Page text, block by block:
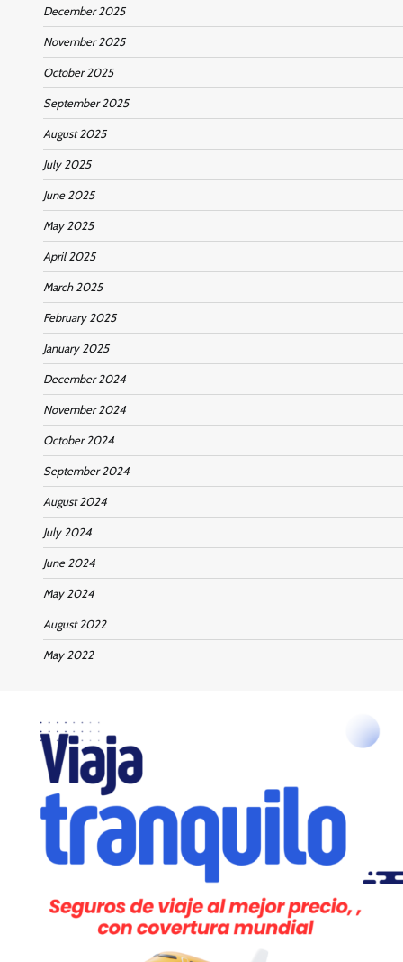
December 2025
November 2025
October 2025
September 2025
August 2025
July 2025
June 2025
May 2025
April 2025
March 2025
February 2025
January 2025
December 2024
November 2024
October 2024
September 2024
August 2024
July 2024
June 2024
May 2024
August 2022
May 2022